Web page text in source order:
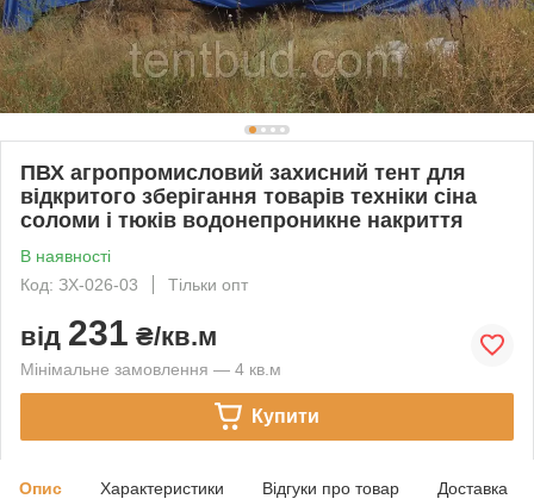
ПВХ агропромисловий захисний тент для
відкритого зберігання товарів техніки сіна
соломи і тюків водонепроникне накриття
В наявності
Код: ЗХ-026-03
Тільки опт
від 231 ₴/кв.м
Мінімальне замовлення — 4 кв.м
Купити
Опис Характеристики Відгуки про товар Доставка